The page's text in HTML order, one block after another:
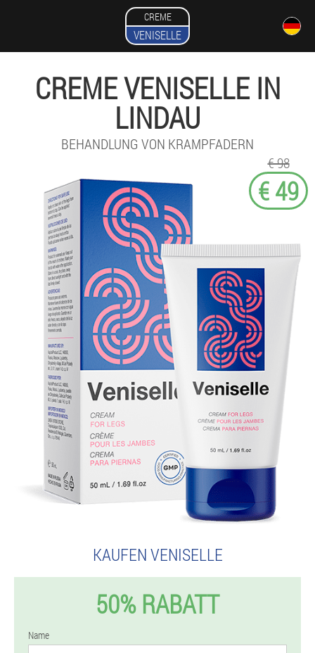
CREME
VENISELLE
CREME VENISELLE IN
LINDAU
BEHANDLUNG VON KRAMPFADERN
€ 98
€ 49
KAUFEN VENISELLE
50% RABATT
Name